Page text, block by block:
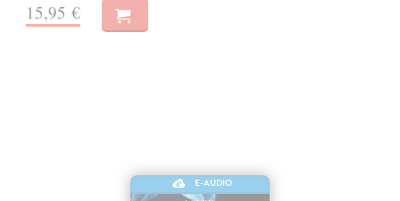
15,95 €
E-AUDIO